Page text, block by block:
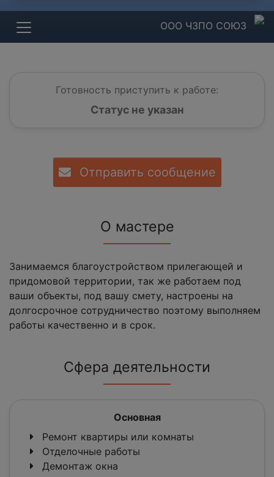
ООО ЧЗПО СОЮЗ
Готовность приступить к работе:
Статус не указан
Отправить сообщение
О мастере
Занимаемся благоустройством прилегающей и
придомовой территории, так же работаем под
ваши объекты, под вашу смету, настроены на
долгосрочное сотрудничество поэтому выполняем
работы качественно и в срок.
Сфера деятельности
Основная
Ремонт квартиры или комнаты
Отделочные работы
Демонтаж окна